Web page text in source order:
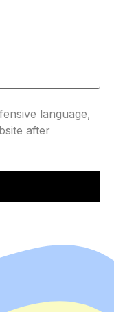
language,
after